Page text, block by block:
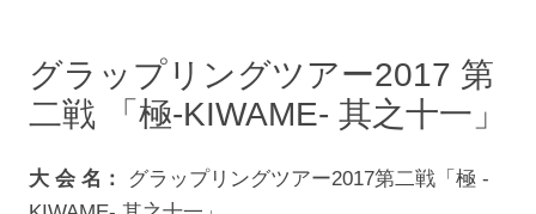
グラップリングツアー2017 第
二戦 「極-KIWAME- 其之十一」
大 会 名：
グラップリングツアー2017第二戦「極 -